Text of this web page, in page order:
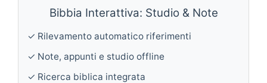
Bibbia Interattiva: Studio & Note
✓ Rilevamento automatico riferimenti
✓ Note, appunti e studio offline
✓ Ricerca biblica integrata